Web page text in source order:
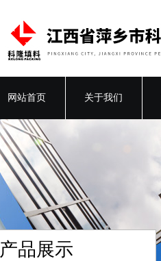
网站首页 关于我们
产品展示